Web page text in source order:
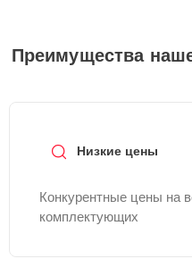
Преимущества
Низкие цены
Конкурентные цены на
комплектующих